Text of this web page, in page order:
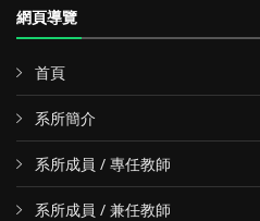
網頁導覽
首頁
系所簡介
系所成員 / 專任教師
系所成員 / 兼任教師